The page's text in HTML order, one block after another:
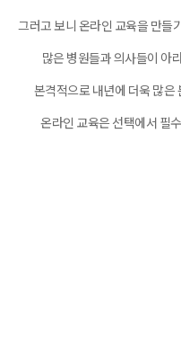
그러고 보니 온라인 교육을 만들
많은 병원들과 의사들이 아
본격적으로 내년에 더욱 많은
온라인 교육은 선택에서 필